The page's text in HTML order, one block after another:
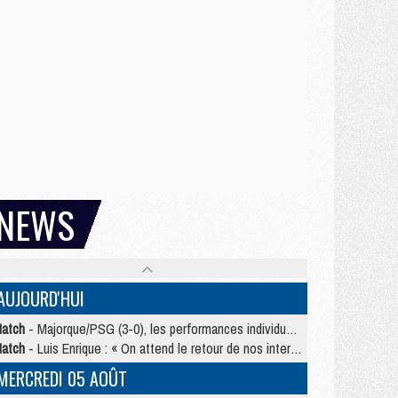
- Majorque/PSG (3-0), les performances individuelles
- Luis Enrique : « On attend le retour de nos internationaux »
05 AOÛT